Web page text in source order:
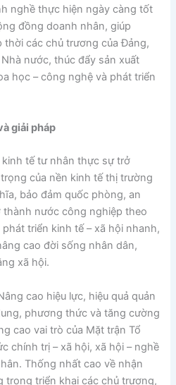
nghề thực hiện ngày càng tốt
đồng doanh nhân, giúp
thời các chủ trương của Đảng,
nước, thúc đẩy sản xuất
học – công nghệ và phát triển
giải pháp
kinh tế tư nhân thực sự trở
của nền kinh tế thị trường
bảo đảm quốc phòng, an
nước công nghiệp theo
triển kinh tế – xã hội nhanh,
cao đời sống nhân dân,
xã hội.
cao hiệu lực, hiệu quả quản
phương thức và tăng cường
cao vai trò của Mặt trận Tổ
chính trị – xã hội, xã hội – nghề
Thống nhất cao về nhận
triển khai các chủ trương,